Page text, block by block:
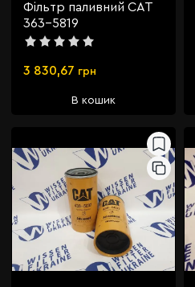
Фільтр паливний CAT
363-5819
3 830,67 грн
В кошик